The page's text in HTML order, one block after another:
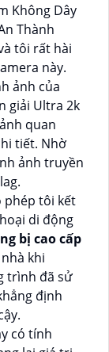
Không Dây
Thành
tôi rất hài
này.
ảnh của
giải Ultra 2k
quan
tiết. Nhờ
ảnh truyền
phép tôi kết
di động
bị cao cấp
khi
trình đã sử
định
có tính